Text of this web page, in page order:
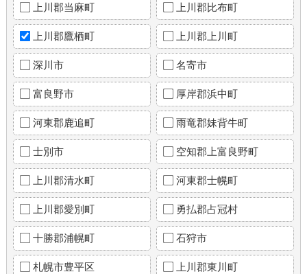
上川郡当麻町 上川郡比布町
上川郡鷹栖町 上川郡上川町
深川市 名寄市
富良野市 厚岸郡浜中町
河東郡鹿追町 雨竜郡妹背牛町
士別市 空知郡上富良野町
上川郡清水町 河東郡士幌町
上川郡愛別町 勇払郡占冠村
十勝郡浦幌町 石狩市
札幌市豊平区 上川郡東川町